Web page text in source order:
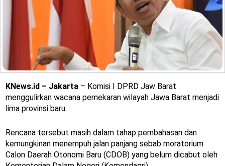
KNews.id – Jakarta – Komisi I DPRD Jaw Barat
menggulirkan wacana pemekaran wilayah Jawa Barat menjadi
lima provinsi baru.
Rencana tersebut masih dalam tahap pembahasan dan
kemungkinan menempuh jalan panjang sebab moratorium
Calon Daerah Otonomi Baru (CDOB) yang belum dicabut oleh